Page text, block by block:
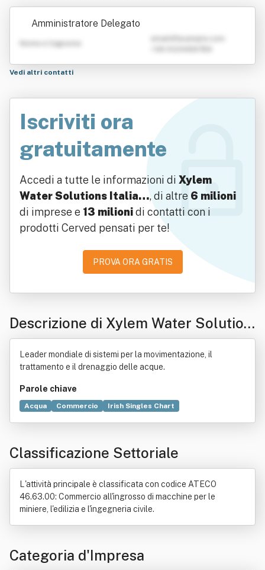
alia Srl
Amministratore Delegato
Nome e Cognome
Vedi altri contatti
Iscriviti ora
gratuitamente
Accedi a tutte le informazioni di Xylem
Water Solutions Italia…, di altre 6 milioni
di imprese e 13 milionidi contatti con i
prodotti Cerved pensati per te!
PROVA ORA GRATIS
Descrizione di Xylem Water Solution
s Italia Srl
Leader mondiale di sistemi per la movimentazione, il
trattamento e il drenaggio delle acque.
Parole chiave
Acqua Commercio
Irish Singles Chart
Distribuzione commerciale
Idraulica
Marketing
Classificazione Settoriale
L'attività principale è classificata con codice ATECO
46.63.00: Commercio all'ingrosso di macchine per le
miniere, l'edilizia e l'ingegneria civile.
Categoria d'Impresa